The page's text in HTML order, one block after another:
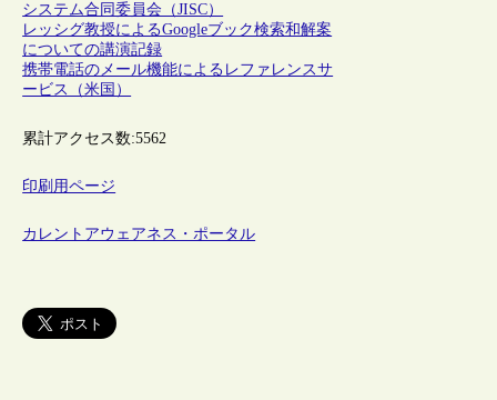
システム合同委員会（JISC）
レッシグ教授によるGoogleブック検索和解案
についての講演記録
携帯電話のメール機能によるレファレンスサ
ービス（米国）
累計アクセス数:5562
印刷用ページ
カレントアウェアネス・ポータル